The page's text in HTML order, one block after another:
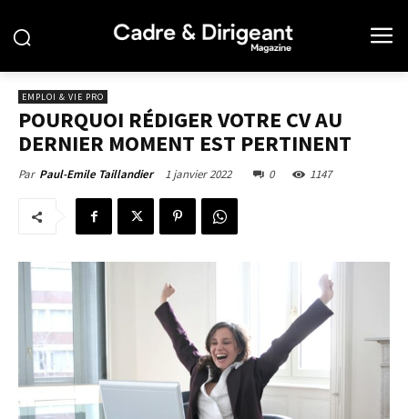
EMPLOI & VIE PRO
POURQUOI RÉDIGER VOTRE CV AU
DERNIER MOMENT EST PERTINENT
Par Paul-Emile Taillandier 1 janvier 2022 0 1147